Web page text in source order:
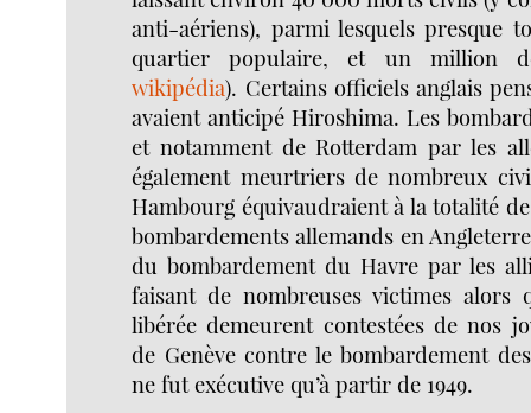
anti-aériens), parmi lesquels presque
quartier populaire, et un million
wikipédia). Certains officiels anglais
avaient anticipé Hiroshima. Les
et notamment de Rotterdam par les
également meurtriers de nombreux
Hambourg équivaudraient à la totalité
bombardements allemands en
du bombardement du Havre par les
faisant de nombreuses victimes alors
libérée demeurent contestées de nos
de Genève contre le bombardement
ne fut exécutive qu’à partir de 1949.